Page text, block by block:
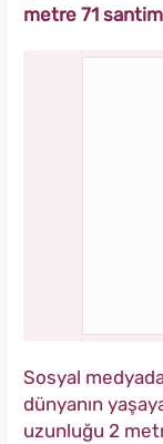
metre 71
Sosyal
dünyanın
uzunluğu 2